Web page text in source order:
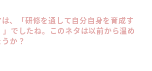
、「研修を通して自分自身を育成す
」でしたね。このネタは以前から温め
か？